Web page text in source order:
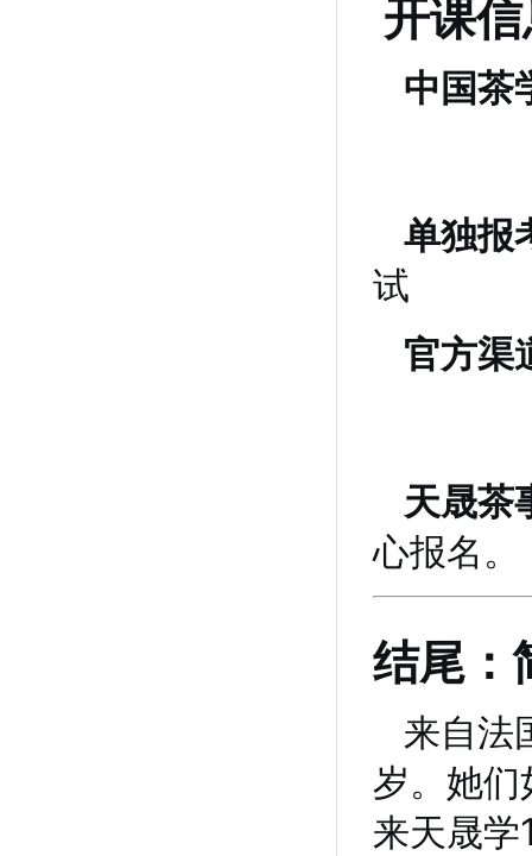
开课
中国茶
单独报
试
官方渠
天晟茶
心报名。
结尾：
来自法
岁。她
来天晟